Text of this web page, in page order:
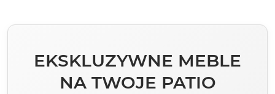
EKSKLUZYWNE MEBLE
NA TWOJE PATIO